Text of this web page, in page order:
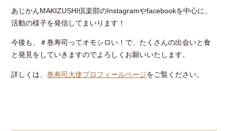
あじかんMAKIZUSHI倶楽部のInstagramやfacebookを中心に、
活動の様子を発信してまいります！
今後も、＃巻寿司ってオモシロい！で、たくさんの出会いと食
と発見をしていきますのでよろしくお願いいたします。
詳しくは、巻寿司大使プロフィールページをご覧ください。